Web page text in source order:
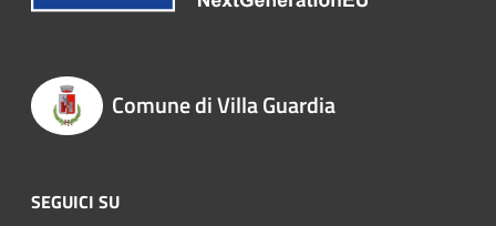
Comune di Villa Guardia
SEGUICI SU